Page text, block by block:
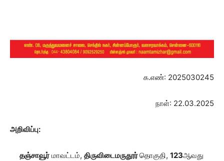
க.எண்: 2025030245
நாள்: 22.03.2025
அறிவிப்பு:
தஞ்சாவூர் மாவட்டம், திருவிடைமருதூர்தொகுதி, 123ஆவது